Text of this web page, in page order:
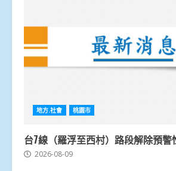
地方.社會 桃園市
台7線（羅浮至西村）路段解除預警
2026-08-09